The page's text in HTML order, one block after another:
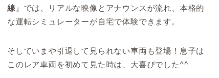
線 』では、リアルな映像とアナウンスが流れ、本格的
な運転シミュレーターが自宅で体験できます。
そしていまや引退して見られない車両も登場！息子は
このレア車両を初めて見た時は、大喜びでした^^